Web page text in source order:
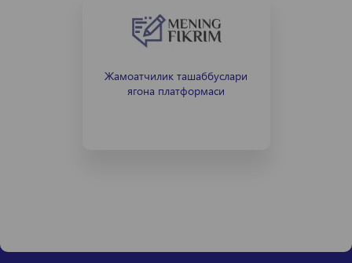
Жамоатчилик ташаббуслари
ягона платформаси